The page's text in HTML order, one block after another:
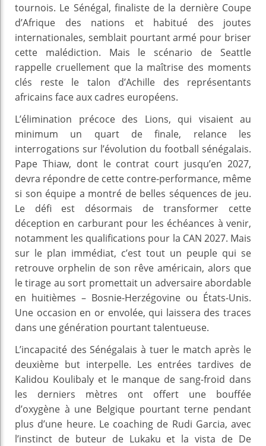
tournois. Le Sénégal, finaliste de la dernière Coupe
d’Afrique des nations et habitué des joutes
internationales, semblait pourtant armé pour briser
cette malédiction. Mais le scénario de Seattle
rappelle cruellement que la maîtrise des moments
clés reste le talon d’Achille des représentants
africains face aux cadres européens.
L’élimination précoce des Lions, qui visaient au
minimum un quart de finale, relance les
interrogations sur l’évolution du football sénégalais.
Pape Thiaw, dont le contrat court jusqu’en 2027,
devra répondre de cette contre-performance, même
si son équipe a montré de belles séquences de jeu.
Le défi est désormais de transformer cette
déception en carburant pour les échéances à venir,
notamment les qualifications pour la CAN 2027. Mais
sur le plan immédiat, c’est tout un peuple qui se
retrouve orphelin de son rêve américain, alors que
le tirage au sort promettait un adversaire abordable
en huitièmes – Bosnie-Herzégovine ou États-Unis.
Une occasion en or envolée, qui laissera des traces
dans une génération pourtant talentueuse.
L’incapacité des Sénégalais à tuer le match après le
deuxième but interpelle. Les entrées tardives de
Kalidou Koulibaly et le manque de sang-froid dans
les derniers mètres ont offert une bouffée
d’oxygène à une Belgique pourtant terne pendant
plus d’une heure. Le coaching de Rudi Garcia, avec
l’instinct de buteur de Lukaku et la vista de De